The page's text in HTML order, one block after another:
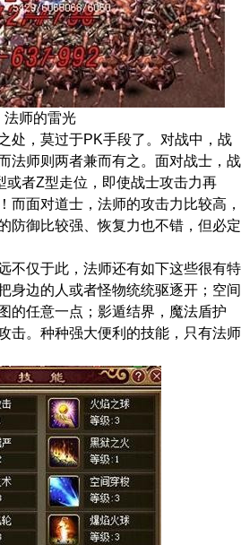
法师的雷光
，莫过于PK手段了。对战中，战
法师则两者兼而有之。面对战士，战
或者Z型走位，即使战士攻击力再
而面对道士，法师的攻击力比较高，
防御比较强、恢复力也不错，但必定
仅于此，法师还有如下这些很有特
身边的人或者怪物统统驱逐开；空间
的任意一点；影遁结界，魔法盾护
击。种种强大便利的技能，只有法师